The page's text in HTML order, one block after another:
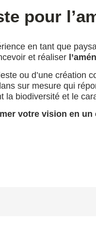
pour
en tant que
et réaliser
ou d’une
sur mesure qui
la biodiversité et le
votre vision en un